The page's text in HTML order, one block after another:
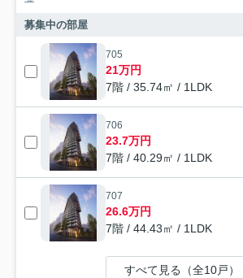
募集中の部屋
705
21万円
7階 / 35.74㎡ / 1LDK
706
23.7万円
7階 / 40.29㎡ / 1LDK
707
26.6万円
7階 / 44.43㎡ / 1LDK
すべて見る（全10戸）